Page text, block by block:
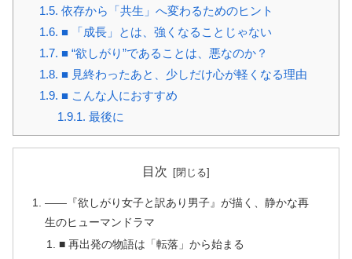
1.5. 依存から「共生」へ変わるためのヒント
1.6. ■ 「成長」とは、強くなることじゃない
1.7. ■ “欲しがり”であることは、悪なのか？
1.8. ■ 見終わったあと、少しだけ心が軽くなる理由
1.9. ■ こんな人におすすめ
1.9.1. 最後に
目次
――『欲しがり女子と訳あり男子』が描く、静かな再
生のヒューマンドラマ
■ 再出発の物語は「転落」から始まる